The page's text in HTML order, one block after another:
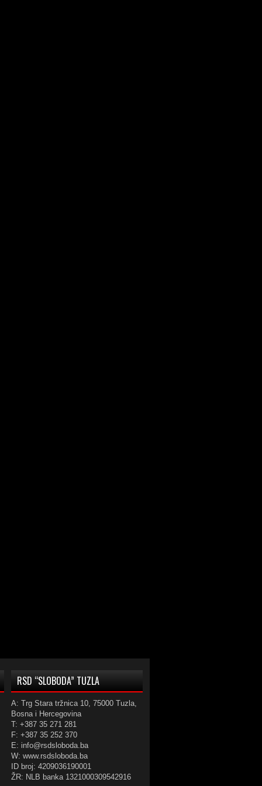
RSD “SLOBODA” TUZLA
A: Trg Stara tržnica 10, 75000 Tuzla,
Bosna i Hercegovina
T: +387 35 271 281
F: +387 35 252 370
E: info@rsdsloboda.ba
W: www.rsdsloboda.ba
ID broj: 4209036190001
ŽR: NLB banka 1321000309542916